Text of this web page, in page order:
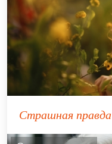
Страшная правда